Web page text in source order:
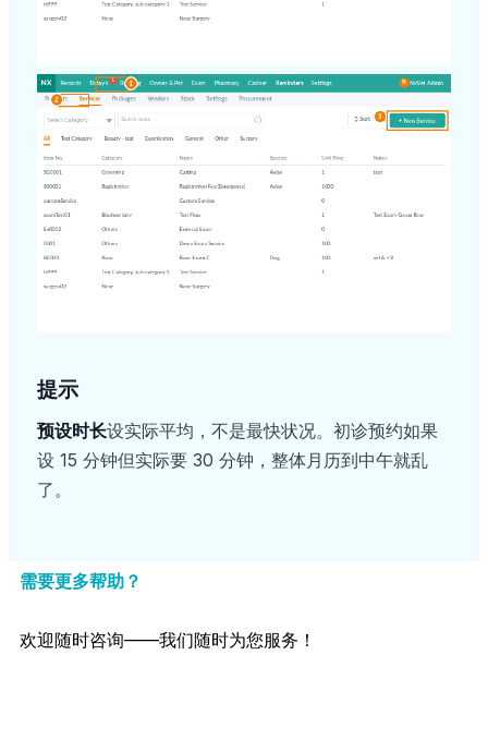
提示
预设时长设实际平均，不是最快状况。初诊预约如果
设 15 分钟但实际要 30 分钟，整体月历到中午就乱
了。
需要更多帮助？
欢迎随时咨询——我们随时为您服务！